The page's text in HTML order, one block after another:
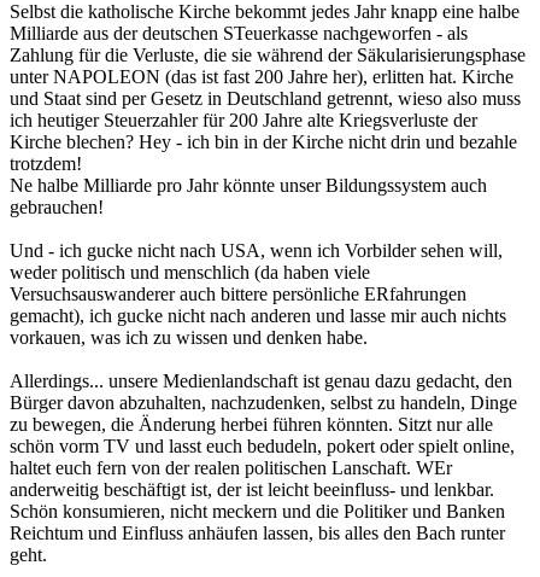
Selbst die katholische Kirche bekommt jedes Jahr knapp eine halbe
Milliarde aus der deutschen STeuerkasse nachgeworfen - als
Zahlung für die Verluste, die sie während der Säkularisierungsphase
unter NAPOLEON (das ist fast 200 Jahre her), erlitten hat. Kirche
und Staat sind per Gesetz in Deutschland getrennt, wieso also muss
ich heutiger Steuerzahler für 200 Jahre alte Kriegsverluste der
Kirche blechen? Hey - ich bin in der Kirche nicht drin und bezahle
trotzdem!
Ne halbe Milliarde pro Jahr könnte unser Bildungssystem auch
gebrauchen!
Und - ich gucke nicht nach USA, wenn ich Vorbilder sehen will,
weder politisch und menschlich (da haben viele
Versuchsauswanderer auch bittere persönliche ERfahrungen
gemacht), ich gucke nicht nach anderen und lasse mir auch nichts
vorkauen, was ich zu wissen und denken habe.
Allerdings... unsere Medienlandschaft ist genau dazu gedacht, den
Bürger davon abzuhalten, nachzudenken, selbst zu handeln, Dinge
zu bewegen, die Änderung herbei führen könnten. Sitzt nur alle
schön vorm TV und lasst euch bedudeln, pokert oder spielt online,
haltet euch fern von der realen politischen Lanschaft. WEr
anderweitig beschäftigt ist, der ist leicht beeinfluss- und lenkbar.
Schön konsumieren, nicht meckern und die Politiker und Banken
Reichtum und Einfluss anhäufen lassen, bis alles den Bach runter
geht.